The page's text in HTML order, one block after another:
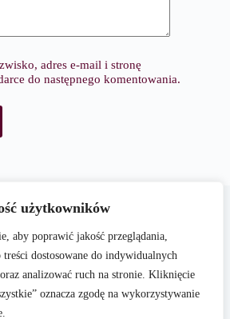
użytkowników
aby poprawić jakość przeglądania,
dostosowane do indywidualnych
analizować ruch na stronie. Kliknięcie
oznacza zgodę na wykorzystywanie
adres e-mail i stronę
do następnego komentowania.
serwis poświęcony
Naszym celem jest
własnego stylu oraz świadomego